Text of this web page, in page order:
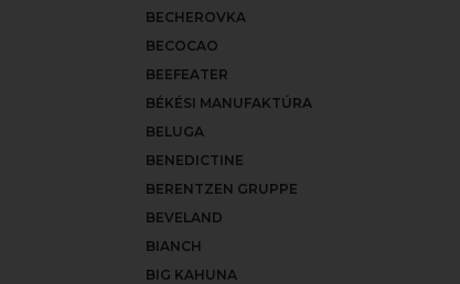
BECHEROVKA
BECOCAO
BEEFEATER
BÉKÉSI MANUFAKTÚRA
BELUGA
BENEDICTINE
BERENTZEN GRUPPE
BEVELAND
BIANCH
BIG KAHUNA